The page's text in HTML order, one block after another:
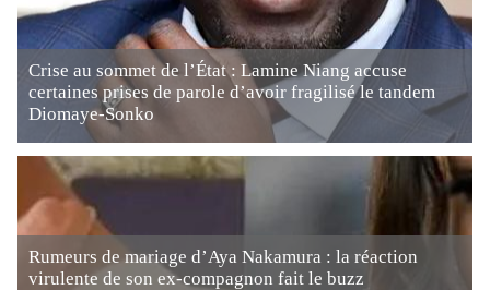
Crise au sommet de l’État : Lamine Niang accuse
certaines prises de parole d’avoir fragilisé le tandem
Diomaye-Sonko
Rumeurs de mariage d’Aya Nakamura : la réaction
virulente de son ex-compagnon fait le buzz